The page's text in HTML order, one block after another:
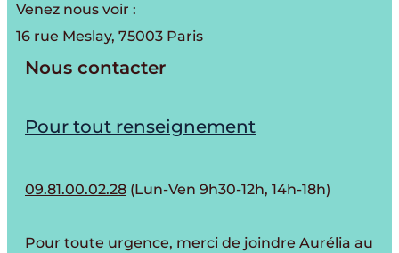
Venez nous voir :
16 rue Meslay, 75003 Paris
Nous contacter
Pour tout renseignement
09.81.00.02.28 (Lun-Ven 9h30-12h, 14h-18h)
Pour toute urgence, merci de joindre Aurélia au